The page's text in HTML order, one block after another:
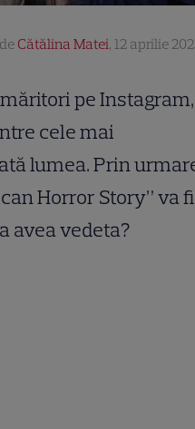
de Cătălina Matei, 12 aprilie
pe
cele mai
lumea. Prin
Horror Story” va
avea vedeta?